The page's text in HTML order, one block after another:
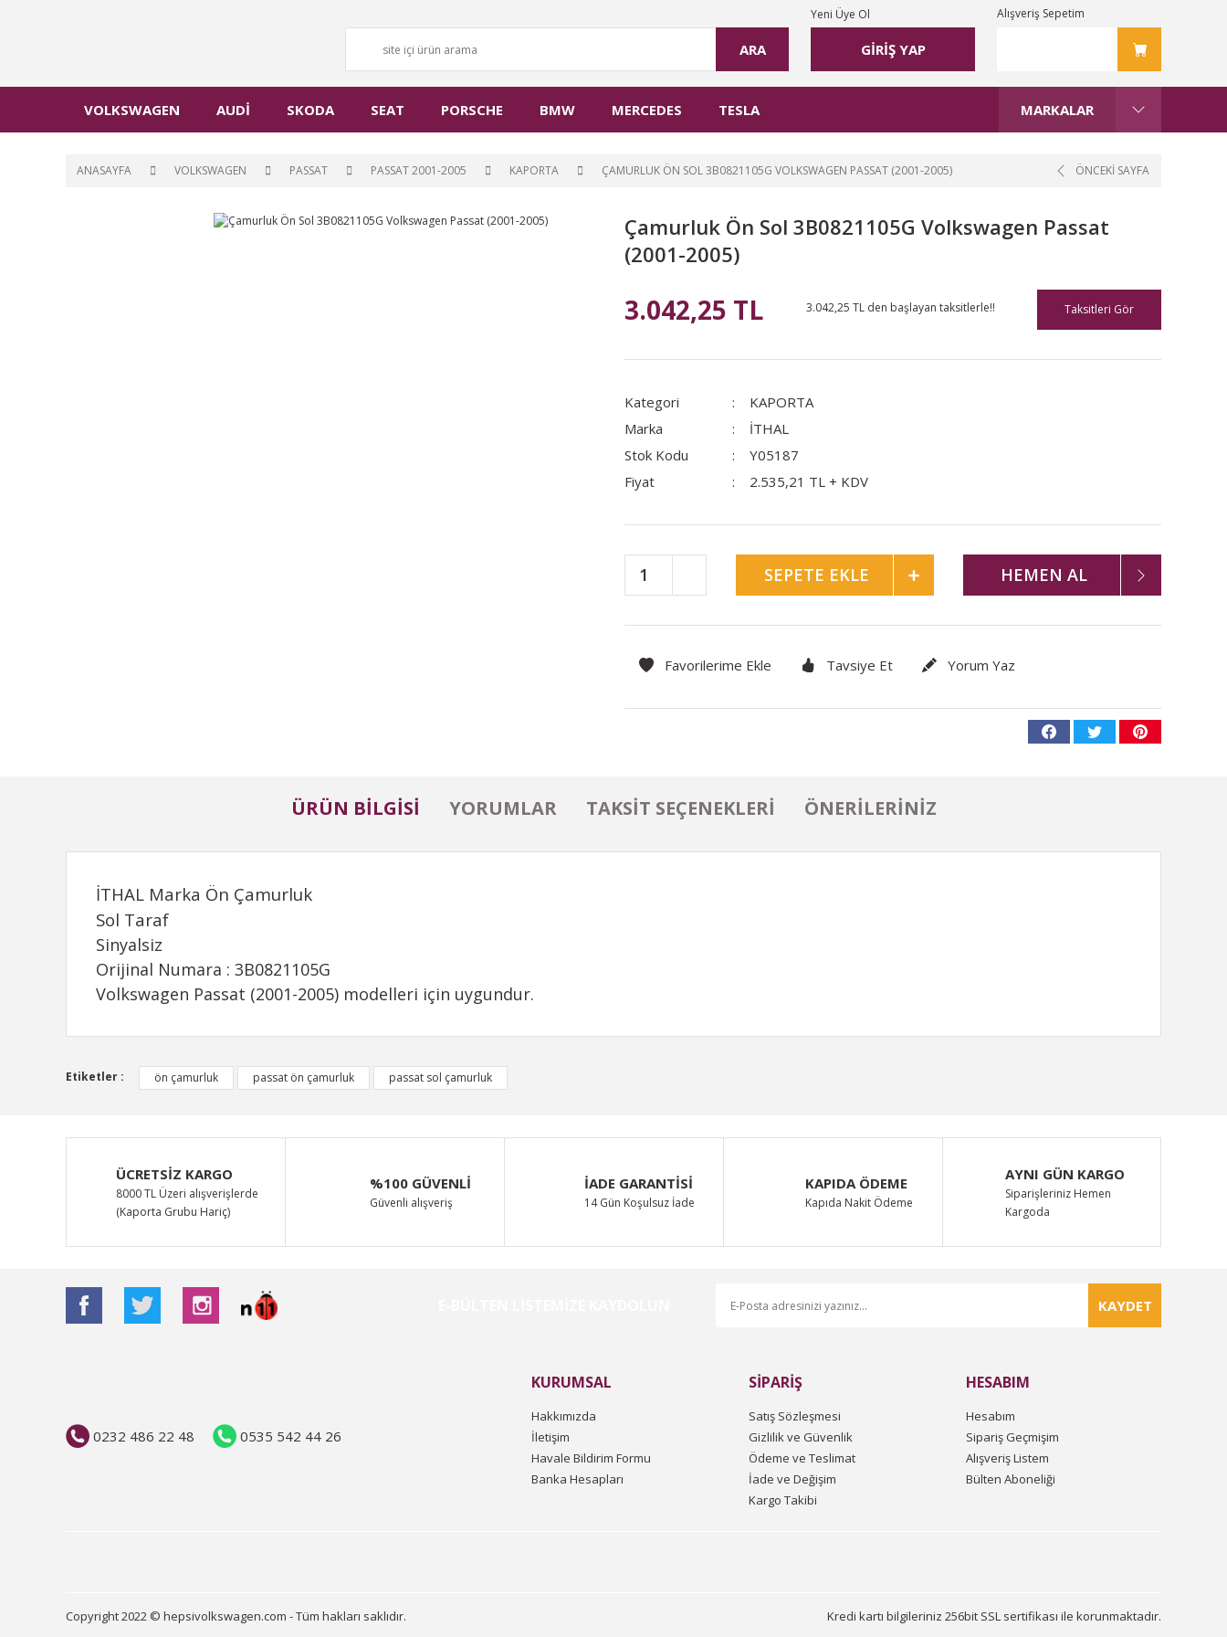
ARA GİRİŞ YAP
Yeni Üye Ol Alışveriş Sepetim
VOLKSWAGEN AUDİ SKODA SEAT PORSCHE BMW MERCEDES TESLA MARKALAR
ANASAYFA VOLKSWAGEN PASSAT PASSAT 2001-2005 KAPORTA ÇAMURLUK ÖN SOL 3B0821105G VOLKSWAGEN PASSAT (2001-2005) ÖNCEKİ SAYFA
Çamurluk Ön Sol 3B0821105G Volkswagen Passat
(2001-2005)
3.042,25 TL 3.042,25 TL den başlayan taksitlerle!! Taksitleri Gör
Kategori
KAPORTA
Marka
İTHAL
Stok Kodu
Y05187
Fiyat
2.535,21 TL + KDV
SEPETE EKLE HEMEN AL
Tavsiye Et Yorum Yaz
ÜRÜN BILGISI YORUMLAR TAKSIT SEÇENEKLERI ÖNERILERINIZ
İTHAL Marka Ön Çamurluk
Sol Taraf
Sinyalsiz
Orijinal Numara : 3B0821105G
Volkswagen Passat (2001-2005) modelleri için uygundur.
Bu ürünün fiyat bilgisi, resim, ürün açıklamalarında ve diğer konularda yetersiz gördüğünüz noktaları öneri formunu kullanarak tarafımıza iletebilirsiniz.
Görüş ve önerileriniz için teşekkür ederiz.
Ürün resmi kalitesiz, bozuk veya görüntülenemiyor.
Ürün açıklamasında eksik bilgiler bulunuyor.
Ürün bilgilerinde hatalar bulunuyor.
Ürün fiyatı diğer sitelerden daha pahalı.
Etiketler : ön çamurluk passat ön çamurluk passat sol çamurluk
ÜCRETSİZ KARGO
8000 TL Üzeri alışverişlerde
(Kaporta Grubu Hariç)
%100 GÜVENLİ
Güvenli alışveriş
İADE GARANTİSİ
14 Gün Koşulsuz İade
KAPIDA ÖDEME
Kapıda Nakit Ödeme
AYNI GÜN KARGO
Siparişleriniz Hemen
Kargoda
KAYDET
0232 486 22 48 0535 542 44 26
KURUMSAL
Hakkımızda
İletişim
Havale Bildirim Formu
Banka Hesapları
SİPARİŞ
Satış Sözleşmesi
Gizlilik ve Güvenlik
Ödeme ve Teslimat
İade ve Değişim
Kargo Takibi
HESABIM
Hesabım
Sipariş Geçmişim
Alışveriş Listem
Bülten Aboneliği
Copyright 2022 © hepsivolkswagen.com - Tüm hakları saklıdır. Kredi kartı bilgileriniz 256bit SSL sertifikası ile korunmaktadır.